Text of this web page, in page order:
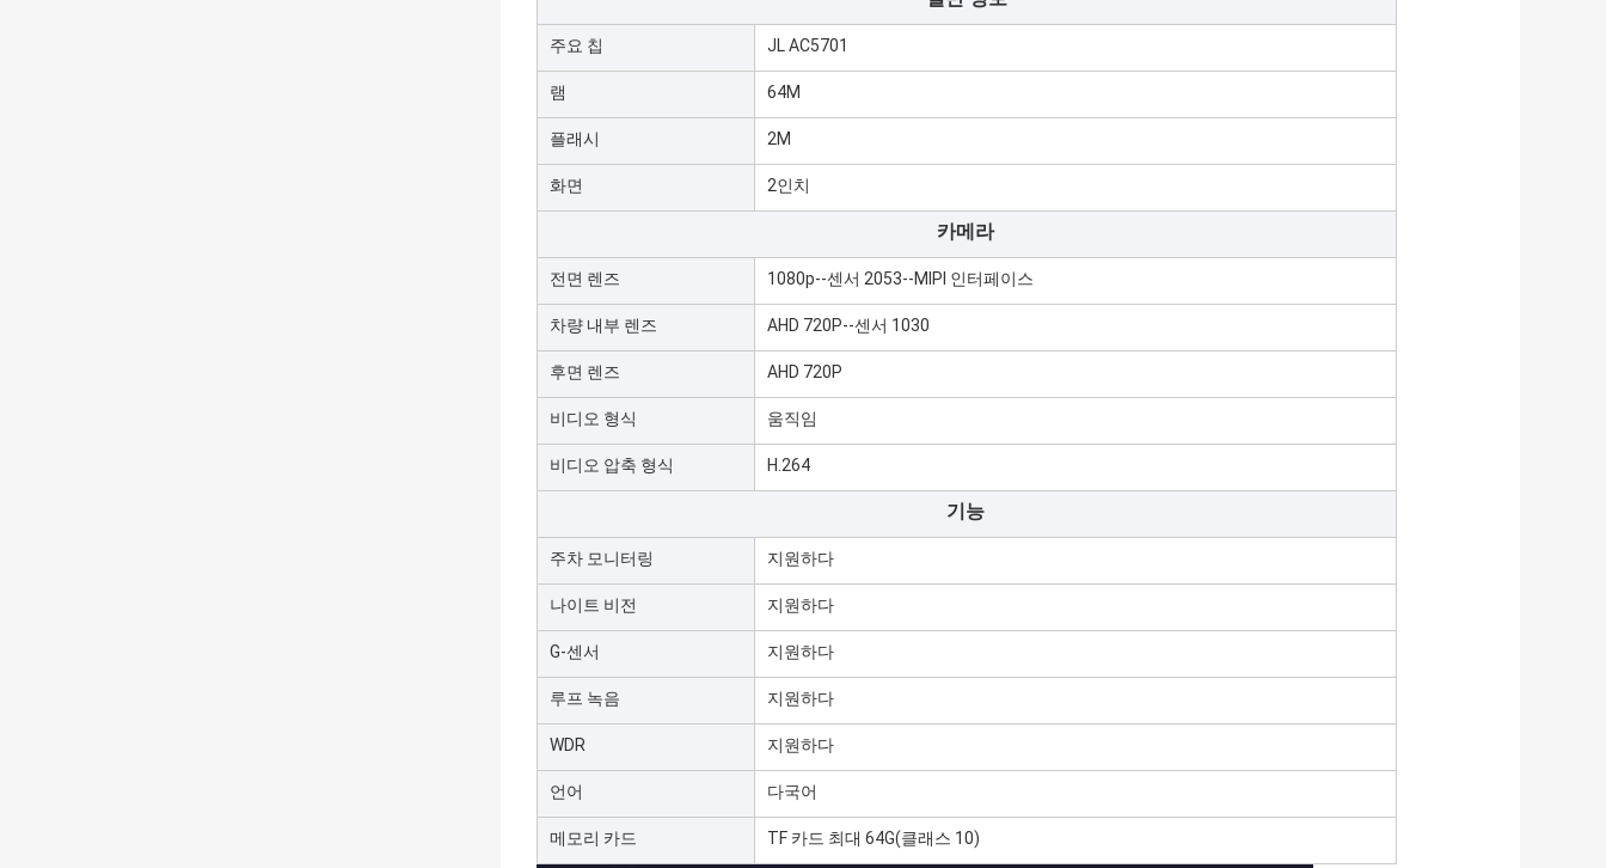
주요 칩 JL AC5701
램 64M
플래시 2M
화면 2인치
카메라
전면 렌즈 1080p--센서 2053--MIPI 인터페이스
차량 내부 렌즈 AHD 720P--센서 1030
후면 렌즈 AHD 720P
비디오 형식 움직임
비디오 압축 형식 H.264
기능
주차 모니터링 지원하다
나이트 비전 지원하다
G-센서 지원하다
루프 녹음 지원하다
WDR 지원하다
언어 다국어
메모리 카드 TF 카드 최대 64G(클래스 10)